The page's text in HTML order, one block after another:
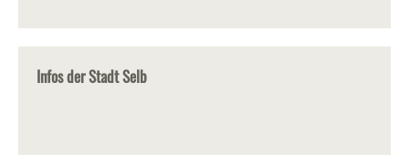
Infos der Stadt Selb